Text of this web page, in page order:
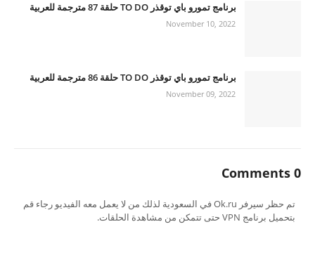
برنامج تمورو باي توقذر TO DO حلقة 87 مترجمة للعربية
November 10, 2022
برنامج تمورو باي توقذر TO DO حلقة 86 مترجمة للعربية
November 09, 2022
0 Comments
تم حظر سيرفر Ok.ru في السعودية لذلك من لا يعمل معه الفيديو رجاء قم
بتحميل برنامج VPN حتى تتمكن من مشاهدة الحلقات.